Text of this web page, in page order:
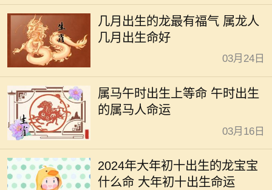
几月出生的龙最有福气 属龙人
几月出生命好
03月24日
属马午时出生上等命 午时出生
的属马人命运
03月16日
2024年大年初十出生的龙宝宝
什么命 大年初十出生命运